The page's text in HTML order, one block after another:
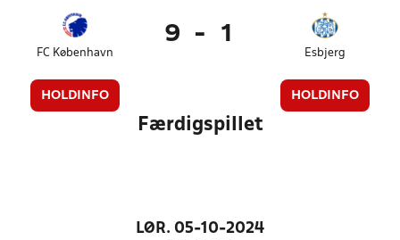
FC København
HOLDINFO
9 - 1
Esbjerg
HOLDINFO
Færdigspillet
LØR. 05-10-2024